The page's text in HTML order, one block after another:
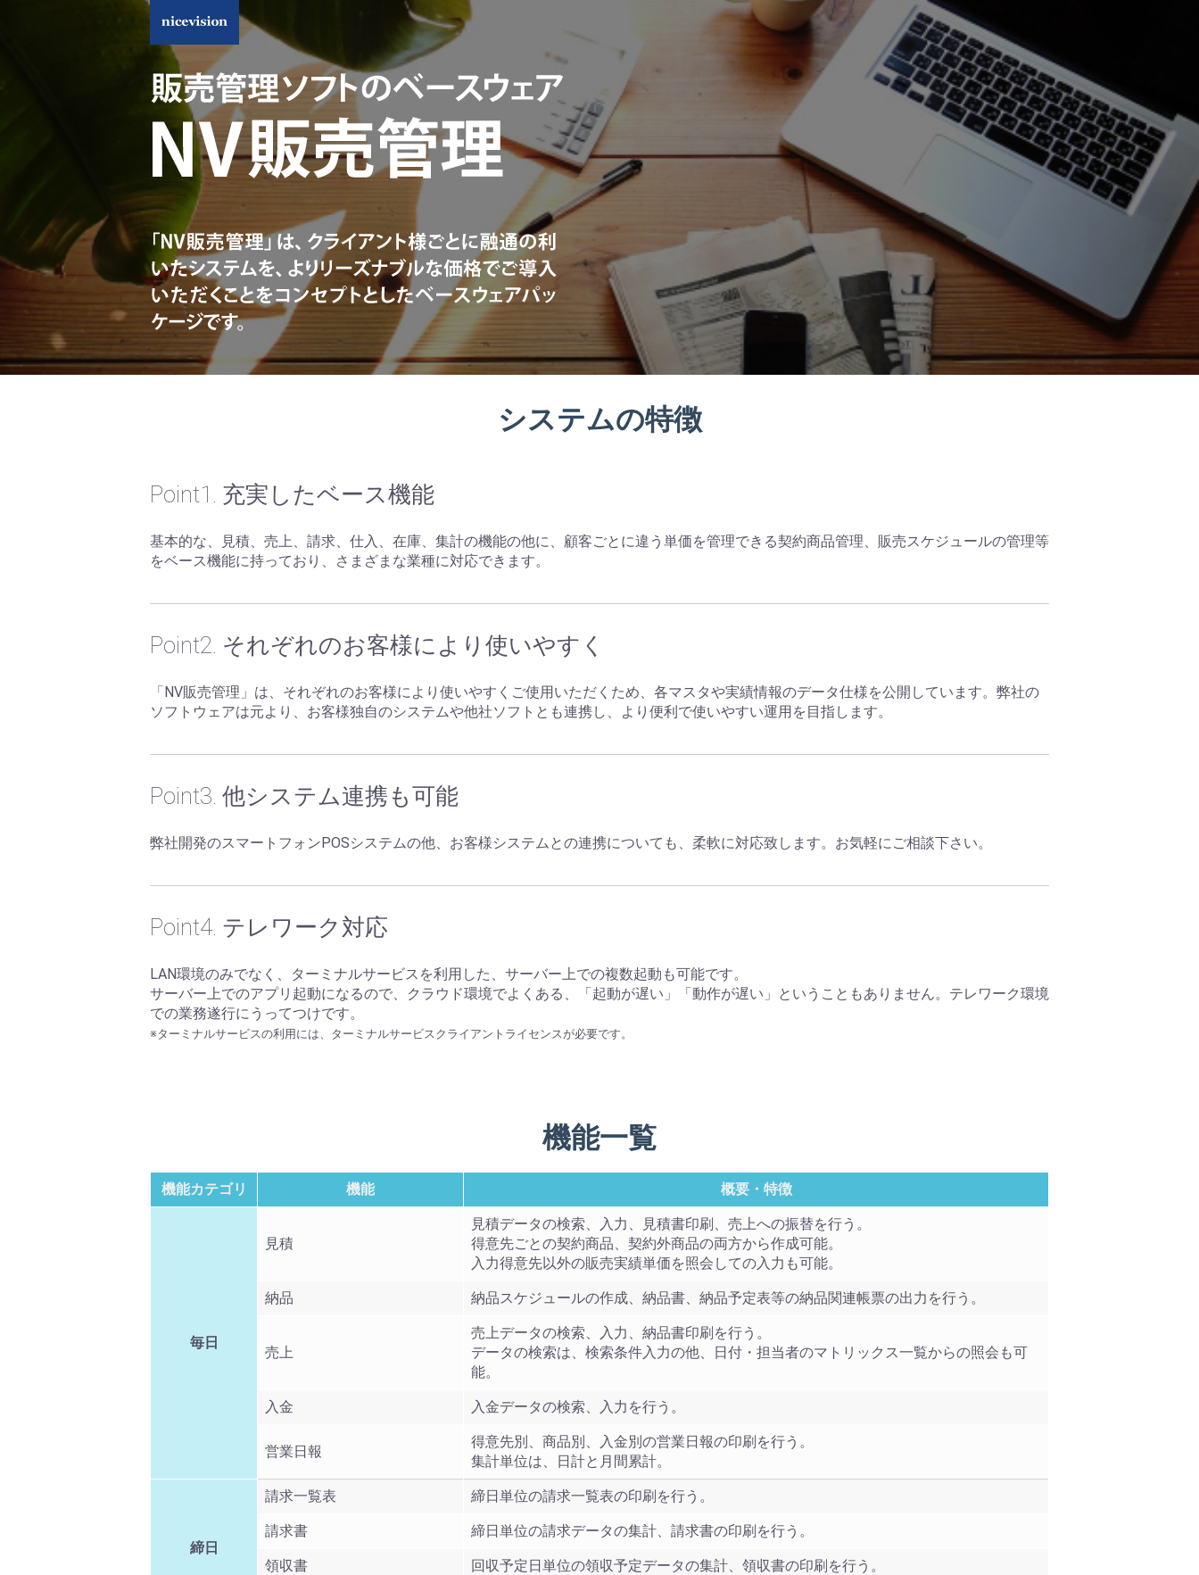
システムの特徴
Point1. 充実したベース機能
基本的な、見積、売上、請求、仕入、在庫、集計の機能の他に、顧客ごとに違う単価を管理できる契約商品管理、販売スケジュールの管理等
をベース機能に持っており、さまざまな業種に対応できます。
Point2. それぞれのお客様により使いやすく
「NV販売管理」は、それぞれのお客様により使いやすくご使用いただくため、各マスタや実績情報のデータ仕様を公開しています。弊社の
ソフトウェアは元より、お客様独自のシステムや他社ソフトとも連携し、より便利で使いやすい運用を目指します。
Point3. 他システム連携も可能
弊社開発のスマートフォンPOSシステムの他、お客様システムとの連携についても、柔軟に対応致します。お気軽にご相談下さい。
Point4. テレワーク対応
LAN環境のみでなく、ターミナルサービスを利用した、サーバー上での複数起動も可能です。
サーバー上でのアプリ起動になるので、クラウド環境でよくある、「起動が遅い」「動作が遅い」ということもありません。テレワーク環境
での業務遂行にうってつけです。
※ターミナルサービスの利用には、ターミナルサービスクライアントライセンスが必要です。
機能一覧
機能カテゴリ 機能 概要・特徴
毎日
見積
見積データの検索、入力、見積書印刷、売上への振替を行う。
得意先ごとの契約商品、契約外商品の両方から作成可能。
入力得意先以外の販売実績単価を照会しての入力も可能。
納品 納品スケジュールの作成、納品書、納品予定表等の納品関連帳票の出力を行う。
売上
売上データの検索、入力、納品書印刷を行う。
データの検索は、検索条件入力の他、日付・担当者のマトリックス一覧からの照会も可
能。
入金 入金データの検索、入力を行う。
営業日報
得意先別、商品別、入金別の営業日報の印刷を行う。
集計単位は、日計と月間累計。
締日
請求一覧表 締日単位の請求一覧表の印刷を行う。
請求書 締日単位の請求データの集計、請求書の印刷を行う。
領収書 回収予定日単位の領収予定データの集計、領収書の印刷を行う。